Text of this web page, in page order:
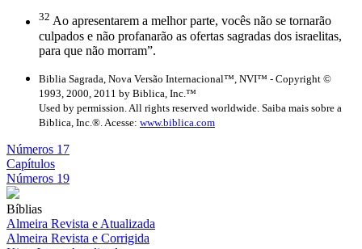
32 Ao apresentarem a melhor parte, vocês não se tornarão
culpados e não profanarão as ofertas sagradas dos israelitas,
para que não morram”.
Biblia Sagrada, Nova Versão Internacional™, NVI™ - Copyright ©
1993, 2000, 2011 by Biblica, Inc.™
Used by permission. All rights reserved worldwide. Saiba mais sobre a
Biblica, Inc.®. Acesse: www.biblica.com
Números 17
Capítulos
Números 19
Bíblias
Almeira Revista e Atualizada
Almeira Revista e Corrigida